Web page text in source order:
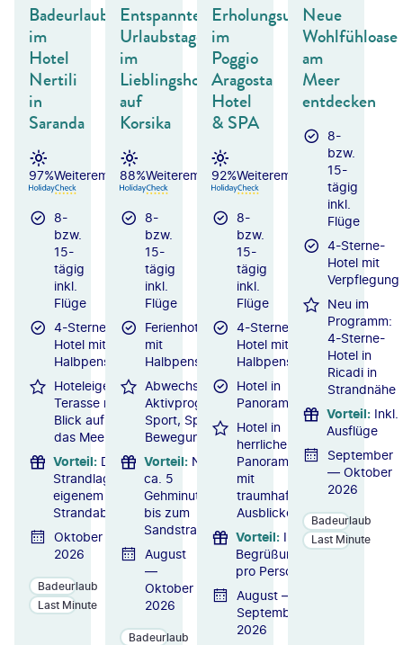
Badeurlaub
im
Hotel
Nertili
in
Saranda
Weiterempfehlung
97%
8-
bzw.
15-
tägig
inkl.
Flüge
4-Sterne-
Hotel mit
Halbpension
Hoteleigene
Terasse mit
Blick auf
das Meer
Vorteil: Direkte
Strandlage mit
eigenem
Strandabschnitt
Oktober
2026
Badeurlaub
Last Minute
Entspannte
Urlaubstage
im
Lieblingshotel
auf
Korsika
Weiterempfehlung
88%
8-
bzw.
15-
tägig
inkl.
Flüge
Ferienhotel
mit
Halbpension
Abwechslungsreiches
Aktivprogramm mit
Sport, Spiel und
Bewegung
Vorteil: Nur
ca. 5
Gehminuten
bis zum
Sandstrand
August
—
Oktober
2026
Badeurlaub
Erholungsurlaub
im
Poggio
Aragosta
Hotel
& SPA
Weiterempfehlung
92%
8-
bzw.
15-
tägig
inkl.
Flüge
4-Sterne-
Hotel mit
Halbpension
Hotel in
Panoramalage
Hotel in
herrlicher
Panoramalage
mit
traumhaften
Ausblicken
Vorteil: Inkl. 1 x
Begrüßungscocktail
pro Person
August —
September
2026
Neue
Wohlfühloase
am
Meer
entdecken
8-
bzw.
15-
tägig
inkl.
Flüge
4-Sterne-
Hotel mit
Verpflegung
Neu im
Programm:
4-Sterne-
Hotel in
Ricadi in
Strandnähe
Vorteil: Inkl.
Ausflüge
September
— Oktober
2026
Badeurlaub
Last Minute